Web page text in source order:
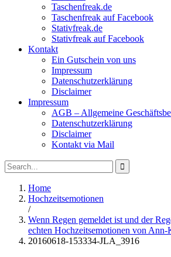
Taschenfreak.de
Taschenfreak auf Facebook
Stativfreak.de
Stativfreak auf Facebook
Kontakt
Ein Gutschein von uns
Impressum
Datenschutzerklärung
Disclaimer
Impressum
AGB – Allgemeine
Datenschutzerklärung
Disclaimer
Kontakt via Mail
Search
Search
for:
Home
Hochzeitsemotionen
/
Wenn Regen gemeldet ist und der
echten Hochzeitsemotionen von
20160618-153334-JLA_3916